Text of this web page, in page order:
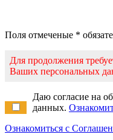
Поля отмеченые *
Для продолжения
Ваших персональных
Даю согласие на
данных.
Ознакомиться с